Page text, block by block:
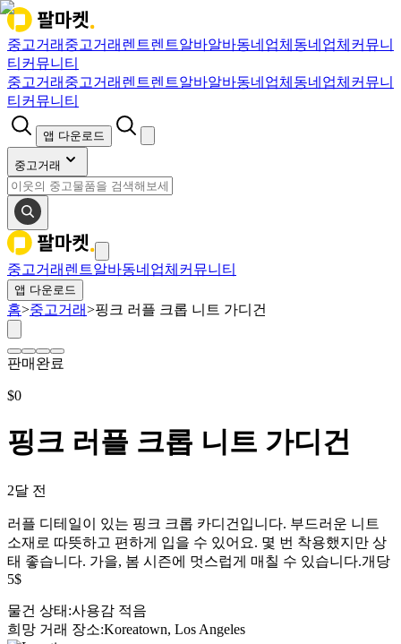
중고거래 중고거래 렌트렌트알바알바동네업체 동네업체 커뮤니
티 커뮤니티
중고거래 중고거래 렌트렌트알바알바동네업체 동네업체 커뮤니
티 커뮤니티
앱 다운로드
중고거래
중고거래 렌트알바동네업체 커뮤니티
앱 다운로드
홈>중고거래>핑크 러플 크롭 니트 가디건
판매완료
$0
핑크 러플 크롭 니트 가디건
2달 전
러플 디테일이 있는 핑크 크롭 카디건입니다. 부드러운 니트
소재로 따뜻하고 편하게 입을 수 있어요. 몇 번 착용했지만 상
태 좋습니다. 가을, 봄 시즌에 멋스럽게 매칠 수 있습니다.개당
5$
물건 상태 :사용감 적음
희망 거래 장소:Koreatown, Los Angeles